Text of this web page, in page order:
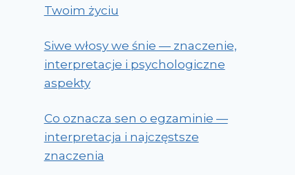
Twoim życiu
Siwe włosy we śnie — znaczenie,
interpretacje i psychologiczne
aspekty
Co oznacza sen o egzaminie —
interpretacja i najczęstsze
znaczenia